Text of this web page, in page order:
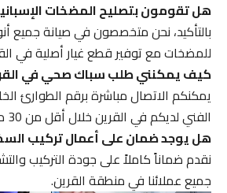
هل تقومون بتصليح المضخات الإسبانية
بالتأكيد، نحن متخصصون في صيانة جميع
للمضخات مع توفير قطع غيار أصلية في
كيف يمكنني طلب سباك صحي في
يمكنكم الاتصال مباشرة برقم الطوارئ
الفني لديكم في القرين خلال أقل من 30 دقيقة من الاتصال.
هل يوجد ضمان على أعمال تركيب
نقدم ضماناً كاملاً على جودة التركيب
جميع عملائنا في منطقة القرين.